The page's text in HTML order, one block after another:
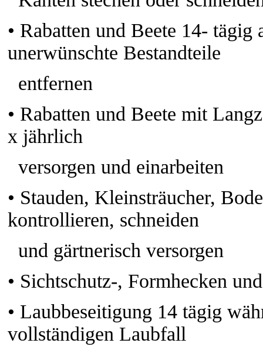
• Rabatten und Beete 14-
unerwünschte Bestandteile
entfernen
• Rabatten und Beete mit
x jährlich
versorgen und einarbeiten
• Stauden, Kleinsträucher,
kontrollieren, schneiden
und gärtnerisch versorgen
• Sichtschutz-, Formhecken
• Laubbeseitigung 14 tägig
vollständigen Laubfall